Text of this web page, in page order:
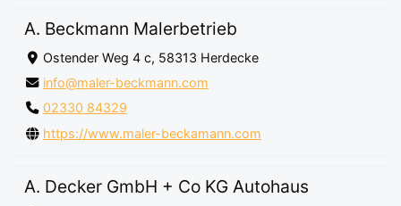
A. Beckmann Malerbetrieb
Ostender Weg 4 c, 58313 Herdecke
info@maler-beckmann.com
02330 84329
https://www.maler-beckamann.com
A. Decker GmbH + Co KG Autohaus